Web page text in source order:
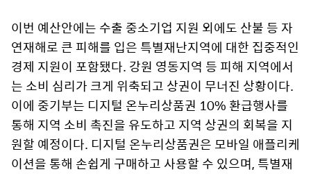
이번 예산안에는 수출 중소기업 지원 외에도 산불 등 자
연재해로 큰 피해를 입은 특별재난지역에 대한 집중적인
경제 지원이 포함됐다. 강원 영동지역 등 피해 지역에서
는 소비 심리가 크게 위축되고 상권이 무너진 상황이다.
이에 중기부는 디지털 온누리상품권 10% 환급행사를
통해 지역 소비 촉진을 유도하고 지역 상권의 회복을 지
원할 예정이다. 디지털 온누리상품권은 모바일 애플리케
이션을 통해 손쉽게 구매하고 사용할 수 있으며, 특별재